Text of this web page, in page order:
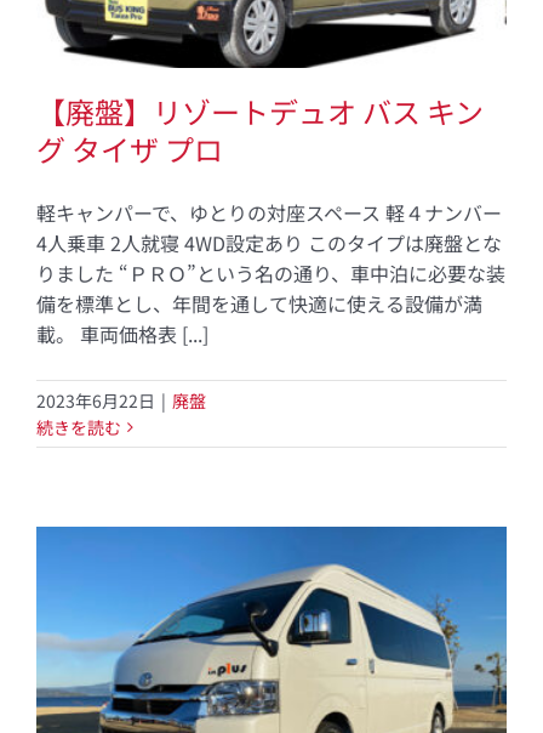
【廃盤】リゾートデュオ バス キン
グ タイザ プロ
軽キャンパーで、ゆとりの対座スペース 軽４ナンバー
4人乗車 2人就寝 4WD設定あり このタイプは廃盤とな
りました “ＰＲＯ”という名の通り、車中泊に必要な装
備を標準とし、年間を通して快適に使える設備が満
載。 車両価格表 [...]
2023年6月22日 | 廃盤
続きを読む